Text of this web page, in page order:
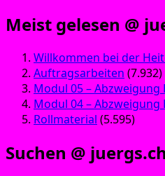
Meist gelesen @
Willkommen bei der
Auftragsarbeiten (7.932)
Modul 05 – Abzweigung
Modul 04 –
Rollmaterial (5.595)
Suchen @ juergs.ch